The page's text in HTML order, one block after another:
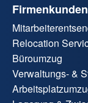
Firmenkunden
Relocation
Büroumzug
Verwaltungs- &